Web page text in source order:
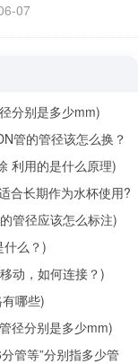
07
分别是多少mm)
管的管径该怎么换？
利用的是什么原理)
合长期作为水杯使用?
管径应该怎么标注)
什么？)
动，如何连接？)
哪些)
径分别是多少mm)
管等”分别指多少管